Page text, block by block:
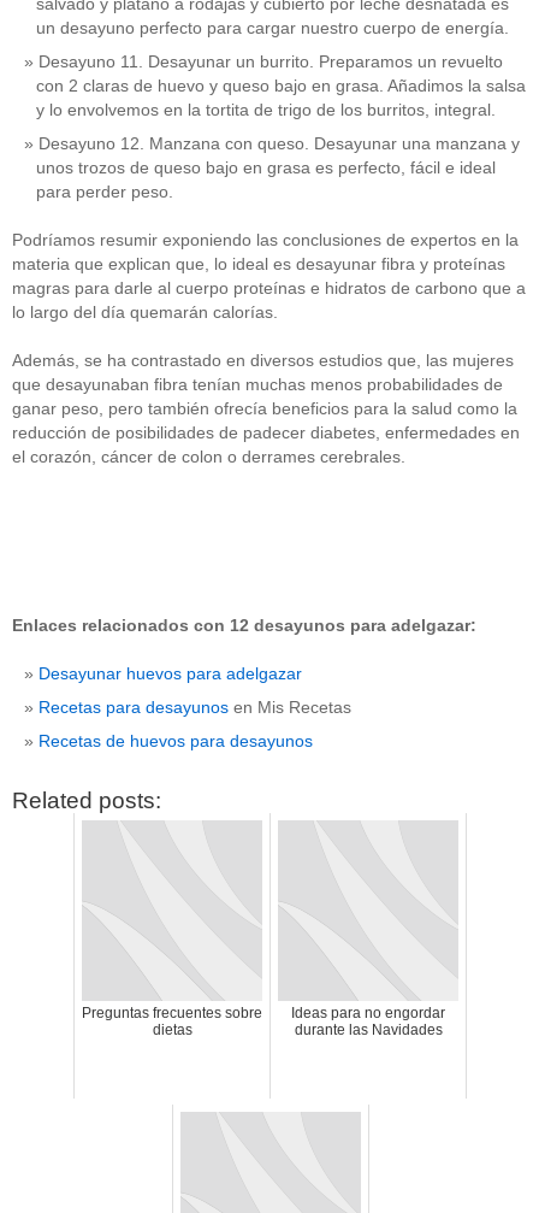
apetito(1)
bebidas(1)
nutrición(1)
Sin categoría(312)
salvado y plátano a rodajas y cubierto por leche desnatada es
un desayuno perfecto para cargar nuestro cuerpo de energía.
Desayuno 11. Desayunar un burrito. Preparamos un revuelto
con 2 claras de huevo y queso bajo en grasa. Añadimos la salsa
y lo envolvemos en la tortita de trigo de los burritos, integral.
Desayuno 12. Manzana con queso. Desayunar una manzana y
unos trozos de queso bajo en grasa es perfecto, fácil e ideal
para perder peso.
Podríamos resumir exponiendo las conclusiones de expertos en la
materia que explican que, lo ideal es desayunar fibra y proteínas
magras para darle al cuerpo proteínas e hidratos de carbono que a
lo largo del día quemarán calorías.
Además, se ha contrastado en diversos estudios que, las mujeres
que desayunaban fibra tenían muchas menos probabilidades de
ganar peso, pero también ofrecía beneficios para la salud como la
reducción de posibilidades de padecer diabetes, enfermedades en
el corazón, cáncer de colon o derrames cerebrales.
Enlaces relacionados con 12 desayunos para adelgazar:
Desayunar huevos para adelgazar
Recetas para desayunos en Mis Recetas
Recetas de huevos para desayunos
Related posts:
Preguntas frecuentes sobre
dietas
Ideas para no engordar
durante las Navidades